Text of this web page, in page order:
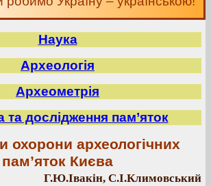
Наука
Археологія
Археометрія
дослідження пам’яток
охорони археологічних
пам’яток Києва
Г.Ю.Івакін, С.І.Климовський